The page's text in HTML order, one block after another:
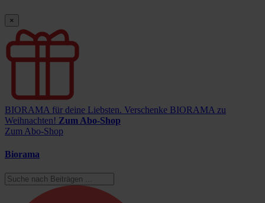
×
BIORAMA für deine Liebsten. Verschenke BIORAMA zu
Weihnachten! Zum Abo-Shop
Zum Abo-Shop
Biorama